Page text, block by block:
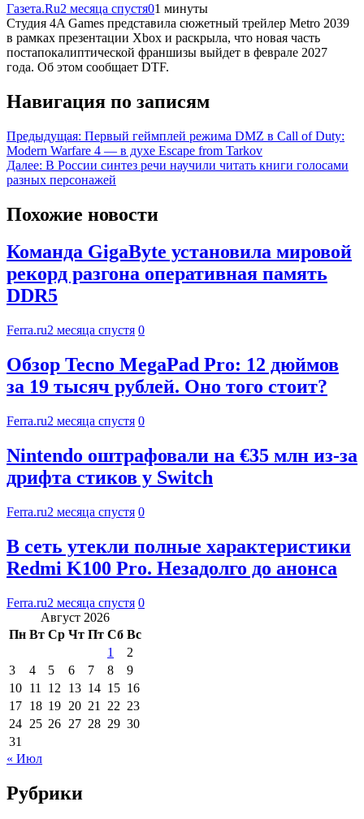
Газета.Ru2 месяца спустя01 минуты
Студия 4A Games представила сюжетный трейлер Metro 2039
в рамках презентации Xbox и раскрыла, что новая часть
постапокалиптической франшизы выйдет в феврале 2027
года. Об этом сообщает DTF.
Навигация по записям
Предыдущая: Первый геймплей режима DMZ в Call of Duty:
Modern Warfare 4 — в духе Escape from Tarkov
Далее: В России синтез речи научили читать книги голосами
разных персонажей
Похожие новости
Команда GigaByte установила мировой
рекорд разгона оперативная память
DDR5
Ferra.ru2 месяца спустя 0
Обзор Tecno MegaPad Pro: 12 дюймов
за 19 тысяч рублей. Оно того стоит?
Ferra.ru2 месяца спустя 0
Nintendo оштрафовали на €35 млн из-за
дрифта стиков у Switch
Ferra.ru2 месяца спустя 0
В сеть утекли полные характеристики
Redmi K100 Pro. Незадолго до анонса
Ferra.ru2 месяца спустя 0
Август 2026
Пн Вт Ср Чт Пт Сб Вс
1
2
3
4 5 6 7 8
9
10 11 12 13 14 15 16
17 18 19 20 21 22 23
24 25 26 27 28 29 30
31
« Июл
Рубрики